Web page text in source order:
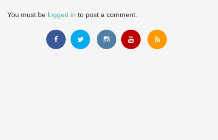
You must be logged in to post a comment.